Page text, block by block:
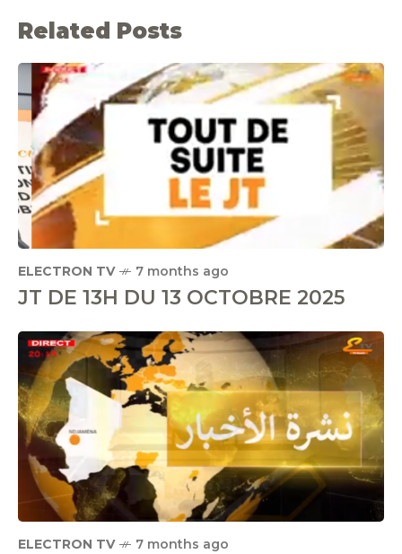
Related Posts
ELECTRON TV 7 months ago
JT DE 13H DU 13 OCTOBRE 2025
ELECTRON TV 7 months ago